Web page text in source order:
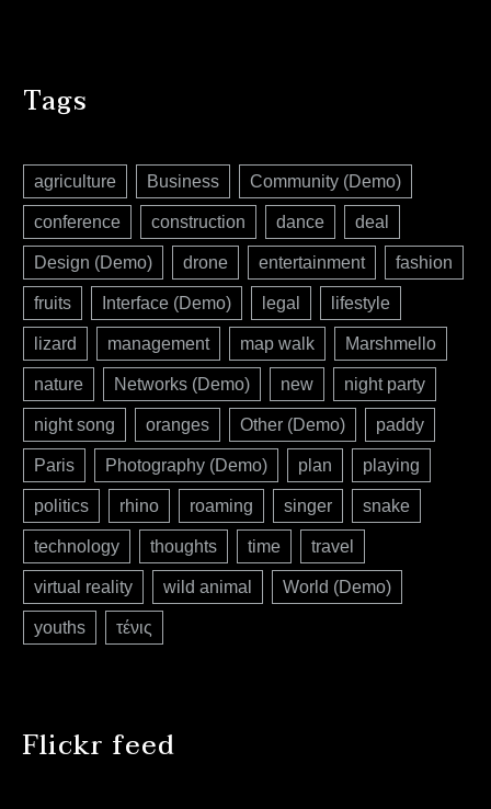
Tags
agriculture Business Community (Demo)
conference construction dance deal
Design (Demo) drone entertainment fashion
fruits Interface (Demo) legal lifestyle
lizard management map walk Marshmello
nature Networks (Demo) new night party
night song oranges Other (Demo) paddy
Paris Photography (Demo) plan playing
politics rhino roaming singer snake
technology thoughts time travel
virtual reality wild animal World (Demo)
youths τένις
Flickr feed